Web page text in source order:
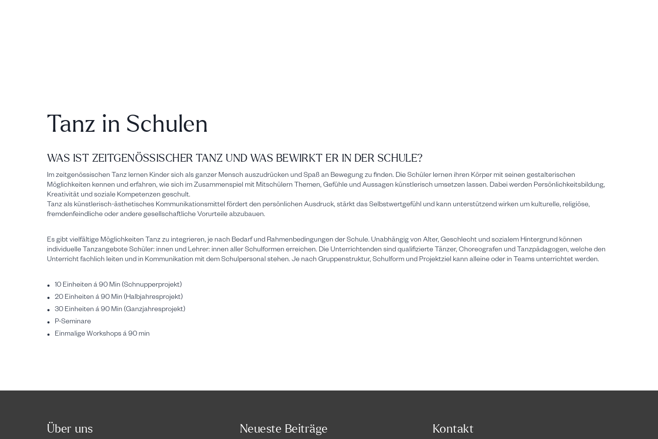
Tanz in Schulen
WAS IST ZEITGENÖSSISCHER TANZ UND WAS BEWIRKT ER IN DER SCHULE?
Im zeitgenössischen Tanz lernen Kinder sich als ganzer Mensch auszudrücken und Spaß an Bewegung zu finden. Die Schüler lernen ihren Körper mit seinen gestalterischen
Möglichkeiten kennen und erfahren, wie sich im Zusammenspiel mit Mitschülern Themen, Gefühle und Aussagen künstlerisch umsetzen lassen. Dabei werden Persönlichkeitsbildung,
Kreativität und soziale Kompetenzen geschult.
Tanz als künstlerisch-ästhetisches Kommunikationsmittel fördert den persönlichen Ausdruck, stärkt das Selbstwertgefühl und kann unterstützend wirken um kulturelle, religiöse,
fremdenfeindliche oder andere gesellschaftliche Vorurteile abzubauen.
Es gibt vielfältige Möglichkeiten Tanz zu integrieren, je nach Bedarf und Rahmenbedingungen der Schule. Unabhängig von Alter, Geschlecht und sozialem Hintergrund können
individuelle Tanzangebote Schüler: innen und Lehrer: innen aller Schulformen erreichen. Die Unterrichtenden sind qualifizierte Tänzer, Choreografen und Tanzpädagogen, welche den
Unterricht fachlich leiten und in Kommunikation mit dem Schulpersonal stehen. Je nach Gruppenstruktur, Schulform und Projektziel kann alleine oder in Teams unterrichtet werden.
10 Einheiten á 90 Min (Schnupperprojekt)
20 Einheiten á 90 Min (Halbjahresprojekt)
30 Einheiten á 90 Min (Ganzjahresprojekt)
P-Seminare
Einmalige Workshops á 90 min
Über uns Neueste Beiträge Kontakt